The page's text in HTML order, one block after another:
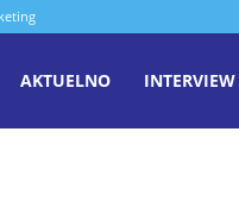
AKTUELNO INTERVIEW